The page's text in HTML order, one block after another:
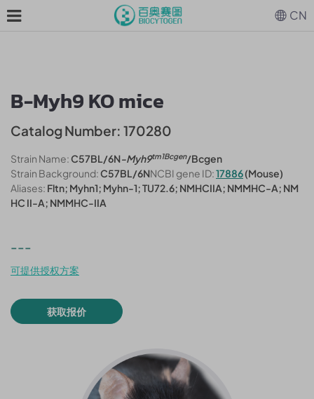
B-Myh9 KO mice
Catalog Number: 170280
Strain Name:C57BL/6N-Myh9tm1Bcgen/Bcgen
Strain Background:C57BL/6NNCBI gene ID:17886(Mouse)
Aliases: Fltn; Myhn1; Myhn-1; TU72.6; NMHCIIA; NMMHC-A; NM
HC II-A; NMMHC-IIA
---
可提供授权方案
获取报价
CN